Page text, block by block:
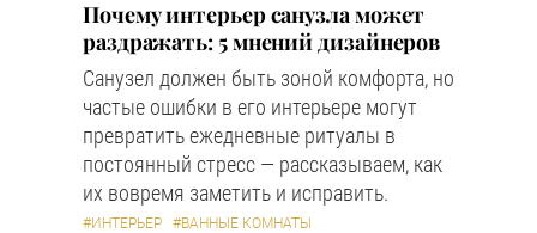
Почему интерьер санузла может
раздражать: 5 мнений дизайнеров
Санузел должен быть зоной комфорта, но
частые ошибки в его интерьере могут
превратить ежедневные ритуалы в
постоянный стресс — рассказываем, как
их вовремя заметить и исправить.
#ИНТЕРЬЕР #ВАННЫЕ КОМНАТЫ